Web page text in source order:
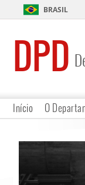
BRASIL
DPD
Início O